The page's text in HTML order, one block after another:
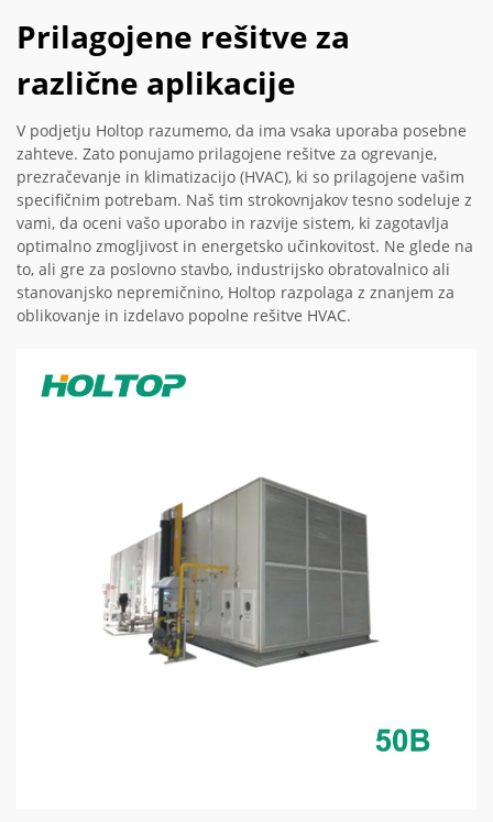
Prilagojene rešitve za
različne aplikacije
V podjetju Holtop razumemo, da ima vsaka uporaba posebne
zahteve. Zato ponujamo prilagojene rešitve za ogrevanje,
prezračevanje in klimatizacijo (HVAC), ki so prilagojene vašim
specifičnim potrebam. Naš tim strokovnjakov tesno sodeluje z
vami, da oceni vašo uporabo in razvije sistem, ki zagotavlja
optimalno zmogljivost in energetsko učinkovitost. Ne glede na
to, ali gre za poslovno stavbo, industrijsko obratovalnico ali
stanovanjsko nepremičnino, Holtop razpolaga z znanjem za
oblikovanje in izdelavo popolne rešitve HVAC.